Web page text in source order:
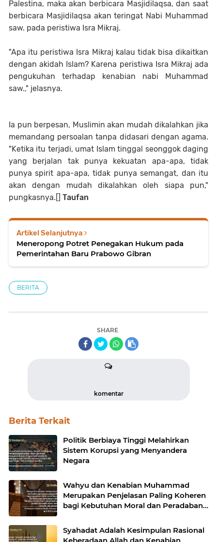
Palestina, maka akan berbicara Masjidilaqsa, dan saat
berbicara Masjidilaqsa akan teringat Nabi Muhammad
saw. pada peristiwa Isra Mikraj.
"Apa itu peristiwa Isra Mikraj kalau tidak bisa dikaitkan
dengan akidah Islam? Karena peristiwa Isra Mikraj ada
pengukuhan terhadap kenabian nabi Muhammad
saw.," jelasnya.
Ia pun berpesan, Muslimin akan mudah dikalahkan jika
memandang persoalan tanpa didasari dengan agama.
"Ketika itu terjadi, umat Islam tinggal seonggok daging
yang berjalan tak punya kekuatan apa-apa, tidak
punya spirit apa-apa, tidak punya semangat, dan itu
akan dengan mudah dikalahkan oleh siapa pun,"
pungkasnya.[] Taufan
Artikel Selanjutnya
Meneropong Potret Penegakan Hukum pada
Pemerintahan Baru Prabowo Gibran
BERITA
SHARE
komentar
Berita Terkait
Politik Berbiaya Tinggi Melahirkan
Sistem Korupsi yang Menyandera
Negara
Wahyu dan Kenabian Muhammad
Merupakan Penjelasan Paling Koheren
bagi Kebutuhan Moral dan Peradaban
Syahadat Adalah Kesimpulan Rasional